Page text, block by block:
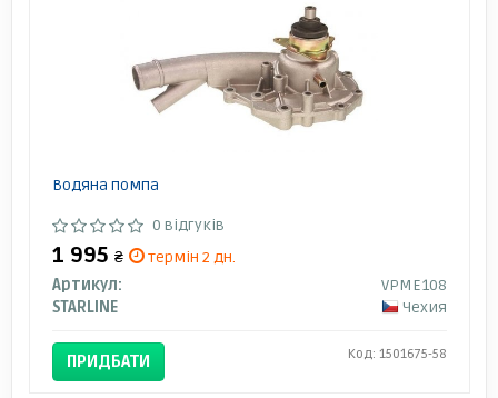
Водяна помпа
0 відгуків
1 995 ₴
термін 2 дн.
Артикул:
VPME108
STARLINE
Чехия
ПРИДБАТИ Код: 1501675-58